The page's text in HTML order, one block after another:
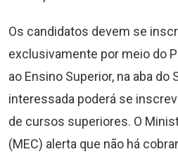
Os candidatos devem se
exclusivamente por meio do
ao Ensino Superior, na aba do
interessada poderá se
de cursos superiores. O
(MEC) alerta que não há